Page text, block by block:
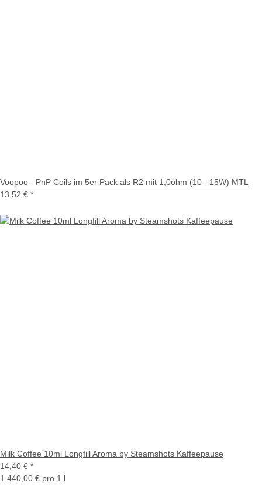
Voopoo - PnP Coils im 5er Pack als R2 mit 1,0ohm (10 - 15W) MTL
13,52 € *
Milk Coffee 10ml Longfill Aroma by Steamshots Kaffeepause
14,40 € *
1.440,00 € pro 1 l